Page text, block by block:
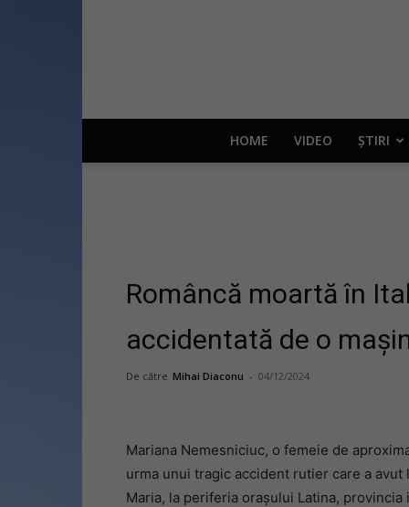
HOME VIDEO ȘTIRI
Româncă moartă în
accidentată de o
De către Mihai Diaconu - 04/12/2024
Mariana Nemesniciuc, o femeie de
urma unui tragic accident rutier care a
Maria, la periferia orașului Latina, provincia